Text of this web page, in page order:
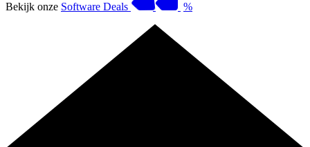
Bekijk onze Software Deals %